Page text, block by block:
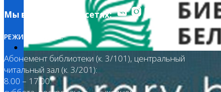
Мы в социальных сетях:
РЕЖИМ РАБОТЫ:
Абонемент библиотеки (к. 3/101), центральный
читальный зал (к. 3/201):
8.00 – 17.00